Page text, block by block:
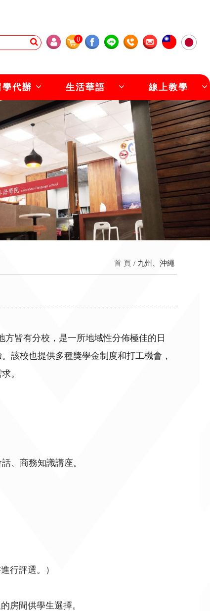
0
學代辦 生活華語 線上教學
首 頁 九州、沖繩
皆有分校，是一所地域性分佈極佳的日
該校也提供多種獎學金制度和打工機會，
。
、商務知識講座。
行評選。）
房間供學生選擇。